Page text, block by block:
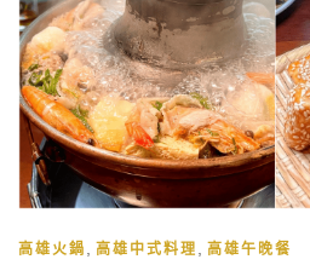
高雄火鍋 , 高雄中式料理 , 高雄午晚餐